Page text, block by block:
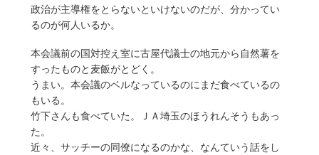
政治が主導権をとらないといけないのだが、分かってい
るのが何人いるか。
本会議前の国対控え室に古屋代議士の地元から自然薯を
すったものと麦飯がとどく。
うまい。本会議のベルなっているのにまだ食べているの
もいる。
竹下さんも食べていた。ＪＡ埼玉のほうれんそうもあっ
た。
近々、サッチーの同僚になるのかな、なんていう話をし